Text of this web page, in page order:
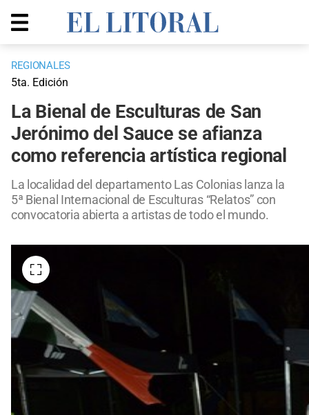
REGIONALES
5ta. Edición
La Bienal de Esculturas de San
Jerónimo del Sauce se afianza
como referencia artística regional
La localidad del departamento Las Colonias lanza la
5ª Bienal Internacional de Esculturas “Relatos” con
convocatoria abierta a artistas de todo el mundo.